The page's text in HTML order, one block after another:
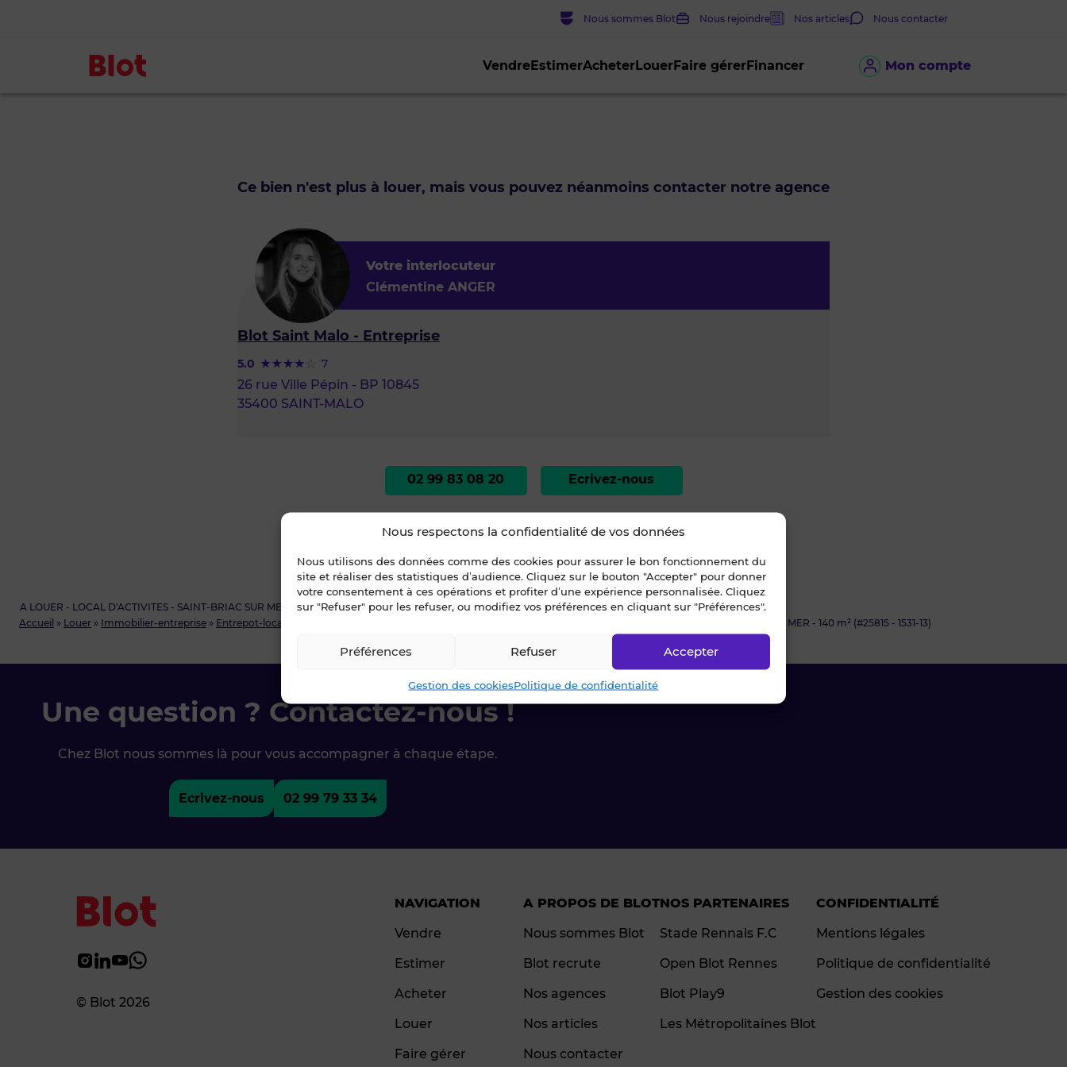
Nous respectons la confidentialité de vos données
Nous utilisons des données comme des cookies pour assurer le bon fonctionnement du
site et réaliser des statistiques d’audience. Cliquez sur le bouton "Accepter" pour donner
votre consentement à ces opérations et profiter d’une expérience personnalisée. Cliquez
sur "Refuser" pour les refuser, ou modifiez vos préférences en cliquant sur "Préférences".
Accepter
Refuser
Préférences
Gestion des cookiesPolitique de confidentialité
Mon compte
VendreEstimerAcheterLouerFaire gérerFinancer
Nous sommes Blot Nous rejoindre Nos articles Nous contacter
Accueil » Louer » Immobilier-entreprise » Entrepot-local-d-activite A LOUER - LOCAL D'ACTIVITES - SAINT-BRIAC SUR MER - 140 m² (#25815 - 1531-13)
A LOUER - LOCAL D'ACTIVITES - SAINT-BRIAC SUR MER - 140 m²
Ce bien n'est plus à louer, mais vous pouvez néanmoins contacter notre agence
Votre interlocuteur
Clémentine ANGER
Blot Saint Malo - Entreprise
5.0 7
26 rue Ville Pépin - BP 10845
35400 SAINT-MALO
02 99 83 08 20 Ecrivez-nous
Une question ? Contactez-nous !
Chez Blot nous sommes là pour vous accompagner à chaque étape.
Ecrivez-nous 02 99 79 33 34
© Blot 2026
NAVIGATION
Vendre
Estimer
Acheter
Louer
Faire gérer
A PROPOS DE BLOT
Nous sommes Blot
Blot recrute
Nos agences
Nos articles
Nous contacter
NOS PARTENAIRES
Stade Rennais F.C
Open Blot Rennes
Blot Play9
Les Métropolitaines Blot
CONFIDENTIALITÉ
Mentions légales
Politique de confidentialité
Gestion des cookies